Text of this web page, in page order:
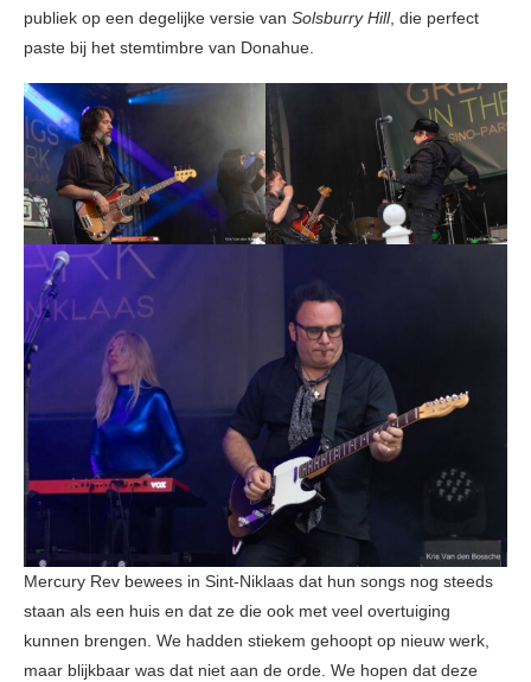
publiek op een degelijke versie van Solsburry Hill, die perfect
paste bij het stemtimbre van Donahue.
Mercury Rev bewees in Sint-Niklaas dat hun songs nog steeds
staan als een huis en dat ze die ook met veel overtuiging
kunnen brengen. We hadden stiekem gehoopt op nieuw werk,
maar blijkbaar was dat niet aan de orde. We hopen dat deze